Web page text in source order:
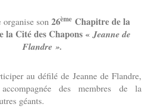
son 26ème Chapitre de la
la Cité des Chapons «Jeanne de
Flandre ».
au défilé de Jeanne de Flandre,
des membres de la
géants.